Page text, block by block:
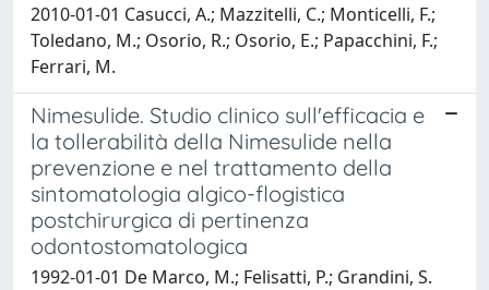
2010-01-01 Casucci, A.; Mazzitelli, C.; Monticelli, F.;
Toledano, M.; Osorio, R.; Osorio, E.; Papacchini, F.;
Ferrari, M.
Nimesulide. Studio clinico sull'efficacia e
la tollerabilità della Nimesulide nella
prevenzione e nel trattamento della
sintomatologia algico-flogistica
postchirurgica di pertinenza
odontostomatologica
1992-01-01 De Marco, M.; Felisatti, P.; Grandini, S.